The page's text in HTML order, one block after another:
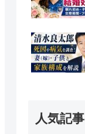
人気記事